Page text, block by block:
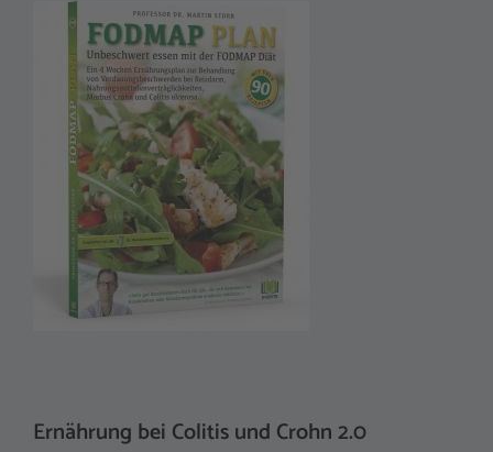
Ernährung bei Colitis und Crohn 2.0